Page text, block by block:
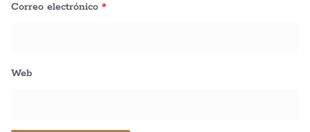
Correo electrónico *
Web